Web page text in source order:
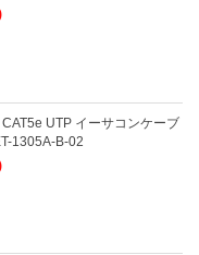
UTP イーサコンケーブ
1305A-B-02